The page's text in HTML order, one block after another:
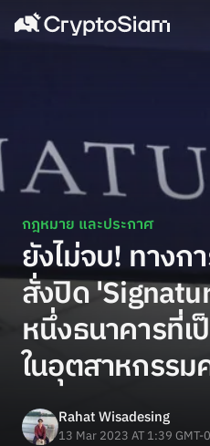
กฎหมาย และประกาศ
ยังไม่จบ! ทางก
สั่งปิด
หนึ่งธนาคารที่
ในอุตสาหกรรม
Rahat Wisadesing
13 Mar 2023 AT 1:39 GMT-0